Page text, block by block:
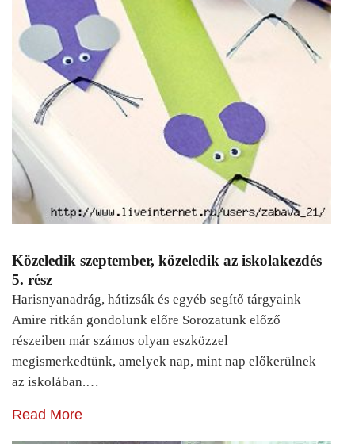
Közeledik szeptember, közeledik az iskolakezdés
5. rész
Harisnyanadrág, hátizsák és egyéb segítő tárgyaink
Amire ritkán gondolunk előre Sorozatunk előző
részeiben már számos olyan eszközzel
megismerkedtünk, amelyek nap, mint nap előkerülnek
az iskolában.…
Read More